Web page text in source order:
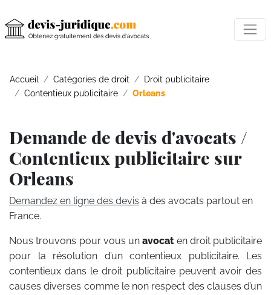
Accueil Catégories de droit
Droit publicitaire
Contentieux publicitaire
Orleans
Demande de devis d'avocats /
Contentieux publicitaire sur
Orleans
Demandez en ligne des devis à des avocats partout en
France.
Nous trouvons pour vous unavocat en droit publicitaire
pour la résolution d’un contentieux publicitaire. Les
contentieux dans le droit publicitaire peuvent avoir des
causes diverses comme le non respect des clauses d’un